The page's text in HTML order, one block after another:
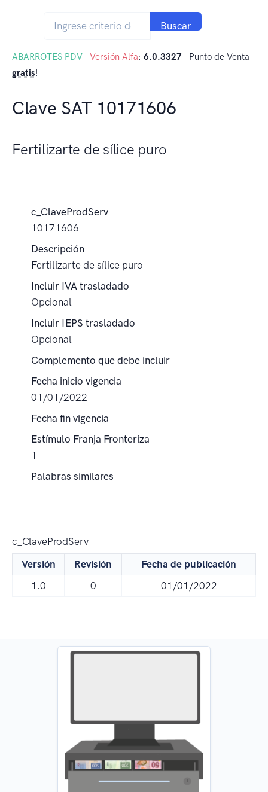
Buscar
ABARROTES PDV -Versión Alfa: 6.0.3327 - Punto de Venta
gratis!
Clave SAT 10171606
Fertilizarte de sílice puro
c_ClaveProdServ
10171606
Descripción
Fertilizarte de sílice puro
Incluir IVA trasladado
Opcional
Incluir IEPS trasladado
Opcional
Complemento que debe incluir
Fecha inicio vigencia
01/01/2022
Fecha fin vigencia
Estímulo Franja Fronteriza
1
Palabras similares
c_ClaveProdServ
Versión
Revisión
Fecha de publicación
1.0
0 01/01/2022